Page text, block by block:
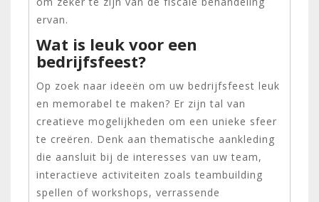
ervan.
Wat is leuk voor een
bedrijfsfeest?
Op zoek naar ideeën om uw bedrijfsfeest leuk
en memorabel te maken? Er zijn tal van
creatieve mogelijkheden om een unieke sfeer
te creëren. Denk aan thematische aankleding
die aansluit bij de interesses van uw team,
interactieve activiteiten zoals teambuilding
spellen of workshops, verrassende